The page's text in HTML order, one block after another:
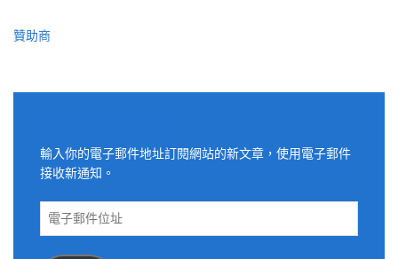
贊助商
輸入你的電子郵件地址訂閱網站的新文章，使用電子郵件
接收新通知。
電